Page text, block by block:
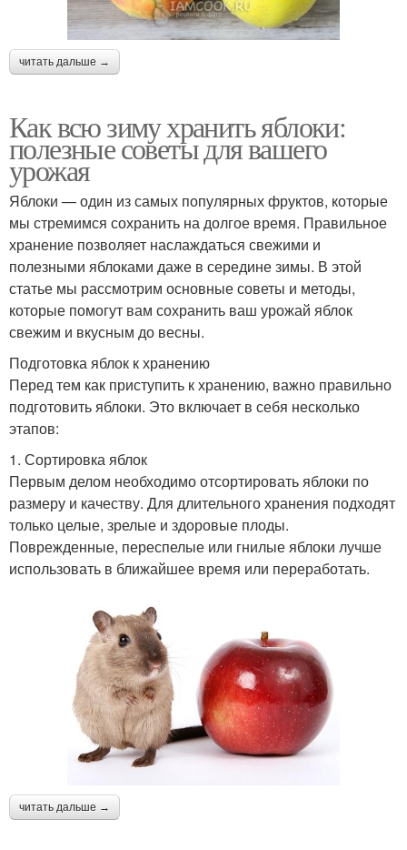
читать дальше →
Как всю зиму хранить яблоки:
полезные советы для вашего
урожая
Яблоки — один из самых популярных фруктов, которые
мы стремимся сохранить на долгое время. Правильное
хранение позволяет наслаждаться свежими и
полезными яблоками даже в середине зимы. В этой
статье мы рассмотрим основные советы и методы,
которые помогут вам сохранить ваш урожай яблок
свежим и вкусным до весны.
Подготовка яблок к хранению
Перед тем как приступить к хранению, важно правильно
подготовить яблоки. Это включает в себя несколько
этапов:
1. Сортировка яблок
Первым делом необходимо отсортировать яблоки по
размеру и качеству. Для длительного хранения подходят
только целые, зрелые и здоровые плоды.
Поврежденные, переспелые или гнилые яблоки лучше
использовать в ближайшее время или переработать.
читать дальше →